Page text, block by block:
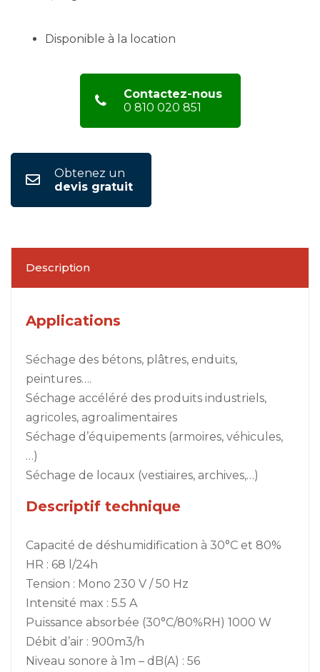
Disponible à la location
Contactez-nous
0 810 020 851
Obtenez un
devis gratuit
Description
Applications
Séchage des bétons, plâtres, enduits,
peintures….
Séchage accéléré des produits industriels,
agricoles, agroalimentaires
Séchage d’équipements (armoires, véhicules,
…)
Séchage de locaux (vestiaires, archives,…)
Descriptif technique
Capacité de déshumidification à 30°C et 80%
HR : 68 l/24h
Tension : Mono 230 V / 50 Hz
Intensité max : 5.5 A
Puissance absorbée (30°C/80%RH) 1000 W
Débit d’air : 900m3/h
Niveau sonore à 1m – dB(A) : 56